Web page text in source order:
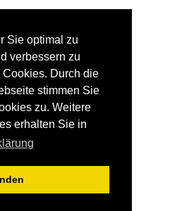
Sie optimal zu
verbessern zu
Durch die
stimmen Sie
zu. Weitere
erhalten Sie in